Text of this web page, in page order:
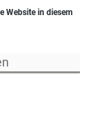
Website in diesem